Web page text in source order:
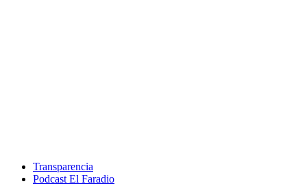
Transparencia
Podcast El Faradio